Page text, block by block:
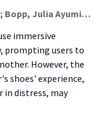
Kors, Martijn JL; van der Spek, Erik D; Bopp, Julia Ayumi; Millenaar, Karel (Lectoraat Civic Interaction Design); van Teutem, Rutger L; Ferri, Gabriele; Schouten, Ben AM M
immersive
prompting users to
However, the
shoes' experience,
in distress, may